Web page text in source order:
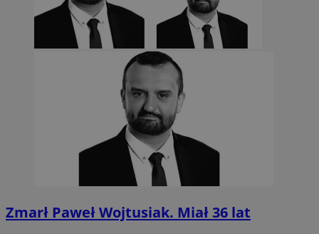
Zmarł Paweł Wojtusiak. Miał 36 lat